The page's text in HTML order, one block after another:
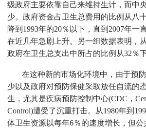
级政府主要依靠自己来维持生计，而中
少。政府资金占卫生总费用的比例从八
降到1993年的20％以下，直到2007年一
在近几年急剧上升。另一组数据表明，从
政府在卫生总支出中所占的比例从32％下
在这种新的市场化环境中，由于预
少以及政府对预防保健采取放任自流的
生，尤其是疾病预防控制中心(CDC，
Control)遭受了沉重打击。从1980年到
体卫生资源以每年6％的速度增长，但